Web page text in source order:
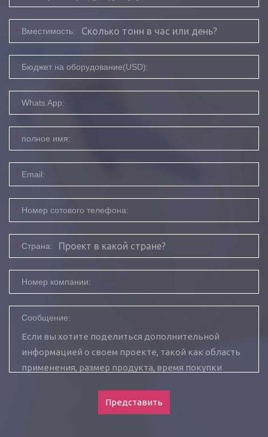
* Вместимость:
Бюджет на оборудование(USD):
Whats App:
* полное имя:
* Email:
* Номер сотового телефона:
* Страна:
Номер компании:
* Сообщение:
Представить